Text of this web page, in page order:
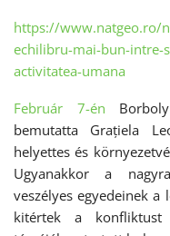
https://www.natgeo.ro/
echilibru-mai-bun-intre-
activitatea-umana
Február 7-én
bemutatta Grațiela
helyettes és
Ugyanakkor a
veszélyes egyedeinek a
kitértek a konfliktust